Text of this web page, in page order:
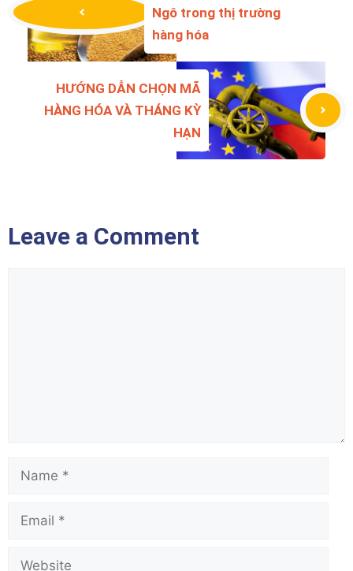
Ngô trong thị trường
hàng hóa
HƯỚNG DẪN CHỌN MÃ
HÀNG HÓA VÀ THÁNG KỲ
HẠN
Leave a Comment
Name
Email
Website